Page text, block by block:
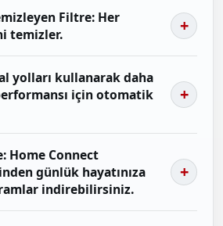
Filtre: Her
temizler.
yolları kullanarak daha
için otomatik
Home Connect
günlük hayatınıza
indirebilirsiniz.